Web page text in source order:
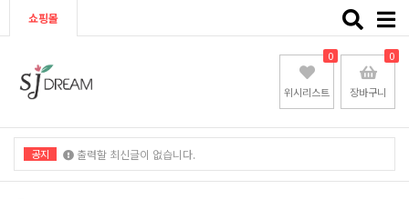
쇼핑몰
Toggle
위시리스트
0
장바구니
0
공지 출력할 최신글이 없습니다.
출력할 최신글이 없습니다.